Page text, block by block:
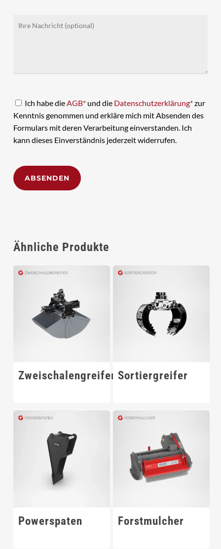
Ich habe dieAGB*und die Datenschutzerklärung*zur
Kenntnis genommen und erkläre mich mit Absenden des
Formulars mit deren Verarbeitung einverstanden. Ich
kann dieses Einverständnis jederzeit widerrufen.
Ähnliche Produkte
Zweischalengreifer Sortiergreifer
Powerspaten Forstmulcher